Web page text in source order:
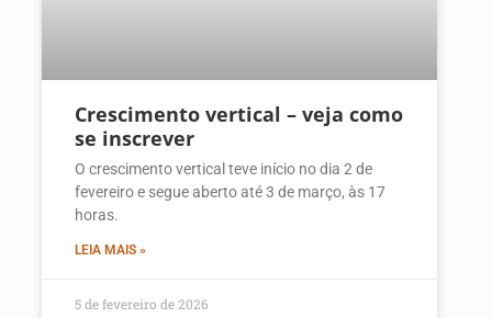
Crescimento vertical – veja como
se inscrever
O crescimento vertical teve início no dia 2 de
fevereiro e segue aberto até 3 de março, às 17
horas.
LEIA MAIS »
5 de fevereiro de 2026